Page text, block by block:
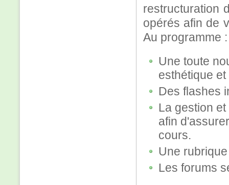
restructuration
opérés afin de
Au programme :
Une toute
esthétique
Des flashes
La gestion
afin
cours.
Une
Les forums